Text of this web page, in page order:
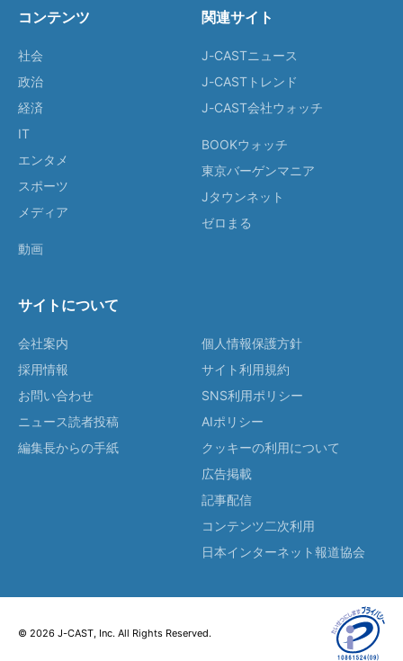
コンテンツ
社会
政治
経済
IT
エンタメ
スポーツ
メディア
動画
関連サイト
J-CASTニュース
J-CASTトレンド
J-CAST会社ウォッチ
BOOKウォッチ
東京バーゲンマニア
Jタウンネット
ゼロまる
サイトについて
会社案内
採用情報
お問い合わせ
ニュース読者投稿
編集長からの手紙
個人情報保護方針
サイト利用規約
SNS利用ポリシー
AIポリシー
クッキーの利用について
広告掲載
記事配信
コンテンツ二次利用
日本インターネット報道協会
© 2026 J-CAST, Inc. All Rights Reserved.